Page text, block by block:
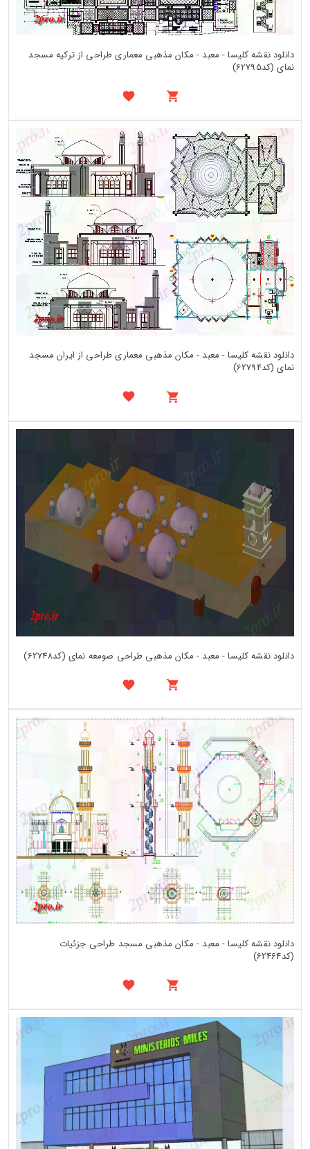
دانلود نقشه کلیسا - معبد - مکان مذهبی معماری طراحی از ترکیه مسجد
نمای (کد62795)
دانلود نقشه کلیسا - معبد - مکان مذهبی معماری طراحی از ایران مسجد
نمای (کد62794)
دانلود نقشه کلیسا - معبد - مکان مذهبی طراحی صومعه نمای (کد62748)
دانلود نقشه کلیسا - معبد - مکان مذهبی مسجد طراحی جزئیات
(کد62464)